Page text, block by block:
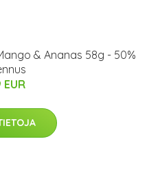
& Ananas 58g - 50%
EUR